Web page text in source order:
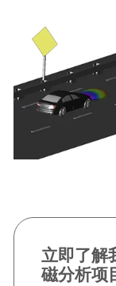
立即了解
磁分析项